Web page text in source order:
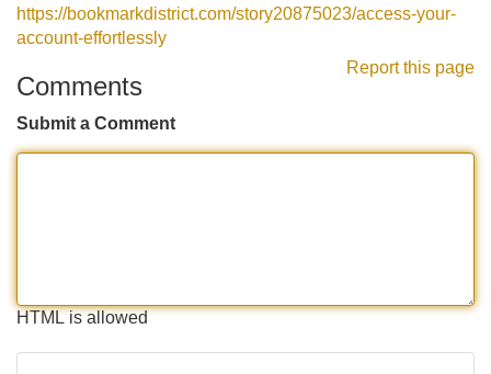
https://bookmarkdistrict.com/story20875023/access-your-
account-effortlessly
Report this page
Comments
Submit a Comment
HTML is allowed